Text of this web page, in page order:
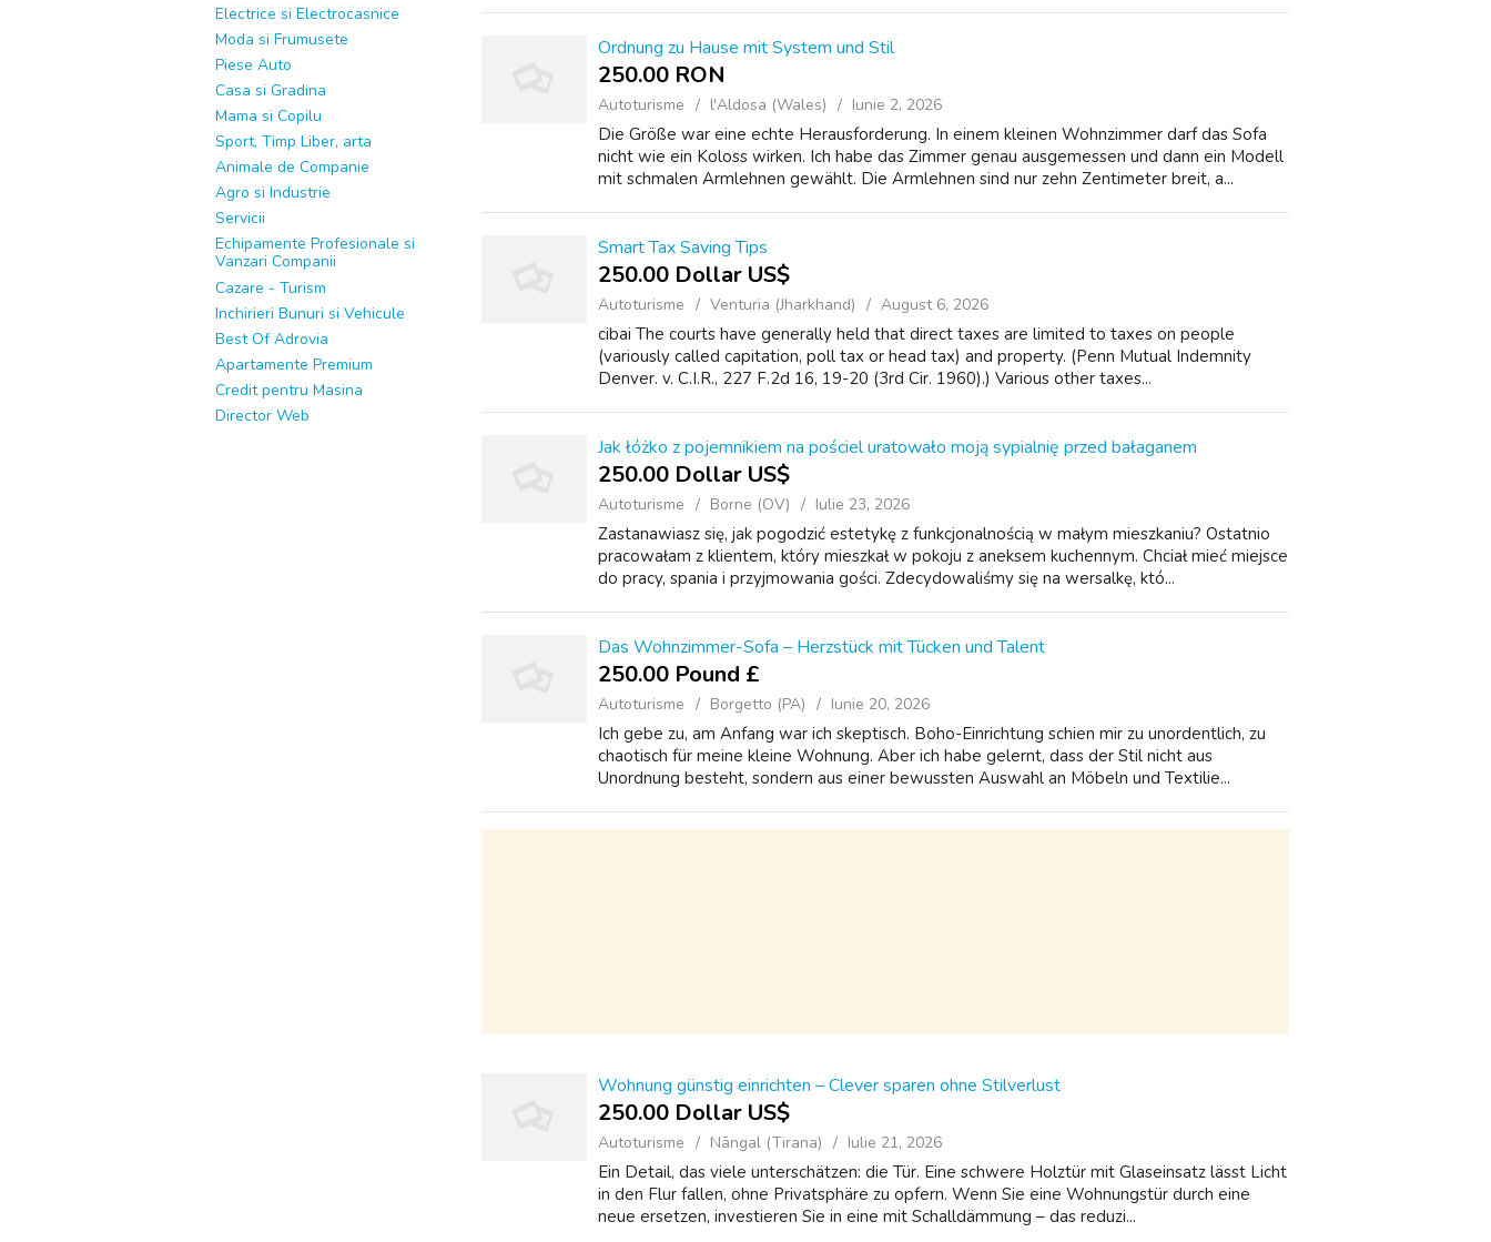
Electrice si Electrocasnice
Moda si Frumusete
Piese Auto
Casa si Gradina
Mama si Copilu
Sport, Timp Liber, arta
Animale de Companie
Agro si Industrie
Servicii
Echipamente Profesionale si
Vanzari Companii
Cazare - Turism
Inchirieri Bunuri si Vehicule
Best Of Adrovia
Apartamente Premium
Credit pentru Masina
Director Web
Ordnung zu Hause mit System und Stil
250.00 RON
Autoturisme l'Aldosa (Wales) Iunie 2, 2026
Die Größe war eine echte Herausforderung. In einem kleinen Wohnzimmer darf das Sofa
nicht wie ein Koloss wirken. Ich habe das Zimmer genau ausgemessen und dann ein Modell
mit schmalen Armlehnen gewählt. Die Armlehnen sind nur zehn Zentimeter breit, a...
Smart Tax Saving Tips
250.00 Dollar US$
Autoturisme Venturia (Jharkhand) August 6, 2026
cibai The courts have generally held that direct taxes are limited to taxes on people
(variously called capitation, poll tax or head tax) and property. (Penn Mutual Indemnity
Denver. v. C.I.R., 227 F.2d 16, 19-20 (3rd Cir. 1960).) Various other taxes...
Jak łóżko z pojemnikiem na pościel uratowało moją sypialnię przed bałaganem
250.00 Dollar US$
Autoturisme Borne (OV) Iulie 23, 2026
Zastanawiasz się, jak pogodzić estetykę z funkcjonalnością w małym mieszkaniu? Ostatnio
pracowałam z klientem, który mieszkał w pokoju z aneksem kuchennym. Chciał mieć miejsce
do pracy, spania i przyjmowania gości. Zdecydowaliśmy się na wersalkę, któ...
Das Wohnzimmer-Sofa – Herzstück mit Tücken und Talent
250.00 Pound £
Autoturisme Borgetto (PA) Iunie 20, 2026
Ich gebe zu, am Anfang war ich skeptisch. Boho-Einrichtung schien mir zu unordentlich, zu
chaotisch für meine kleine Wohnung. Aber ich habe gelernt, dass der Stil nicht aus
Unordnung besteht, sondern aus einer bewussten Auswahl an Möbeln und Textilie...
Wohnung günstig einrichten – Clever sparen ohne Stilverlust
250.00 Dollar US$
Autoturisme Nāngal (Tirana) Iulie 21, 2026
Ein Detail, das viele unterschätzen: die Tür. Eine schwere Holztür mit Glaseinsatz lässt Licht
in den Flur fallen, ohne Privatsphäre zu opfern. Wenn Sie eine Wohnungstür durch eine
neue ersetzen, investieren Sie in eine mit Schalldämmung – das reduzi...